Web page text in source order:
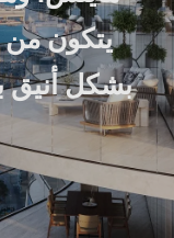
يتكون
بشكل أنيق